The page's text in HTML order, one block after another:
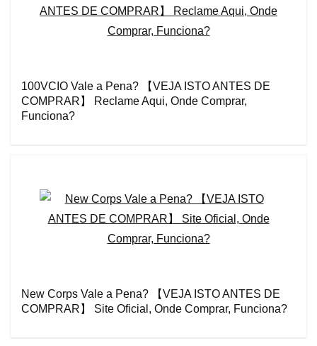
100VCIO Vale a Pena? 【VEJA ISTO ANTES DE
COMPRAR】 Reclame Aqui, Onde Comprar,
Funciona?
New Corps Vale a Pena? 【VEJA ISTO ANTES DE
COMPRAR】 Site Oficial, Onde Comprar, Funciona?